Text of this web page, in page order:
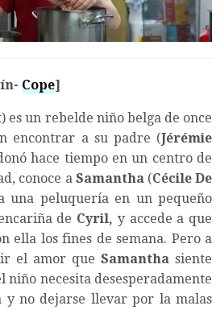
Cope]
) es un rebelde niño belga de once
encontrar a su padre (Jérémie
hace tiempo en un centro de
conoce a Samantha (Cécile De
una peluquería en un pequeño
de Cyril, y accede a que
ella los fines de semana. Pero a
el amor que Samantha siente
niño necesita desesperadamente
y no dejarse llevar por la malas